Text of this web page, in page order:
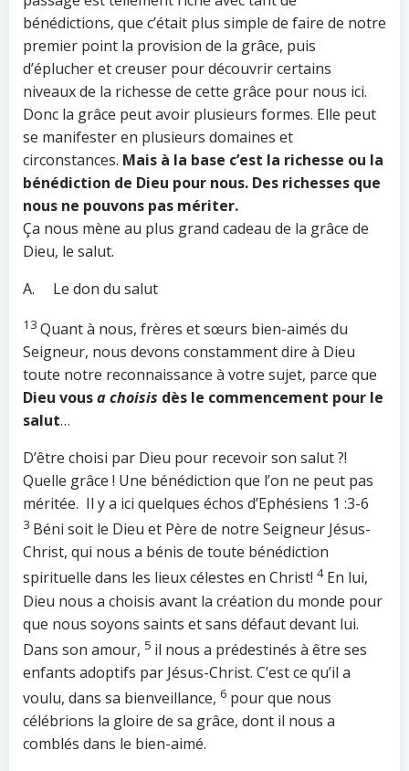
bénédictions, que c’était plus simple de faire de notre
premier point la provision de la grâce, puis
d’éplucher et creuser pour découvrir certains
niveaux de la richesse de cette grâce pour nous ici.
Donc la grâce peut avoir plusieurs formes. Elle peut
se manifester en plusieurs domaines et
circonstances. Mais à la base c’est la richesse ou la
bénédiction de Dieu pour nous. Des richesses que
nous ne pouvons pas mériter.
Ça nous mène au plus grand cadeau de la grâce de
Dieu, le salut.
A. Le don du salut
13 Quant à nous, frères et sœurs bien-aimés du
Seigneur, nous devons constamment dire à Dieu
toute notre reconnaissance à votre sujet, parce que
Dieu vousa choisis dès le commencement pour le
salut…
D’être choisi par Dieu pour recevoir son salut ?!
Quelle grâce ! Une bénédiction que l’on ne peut pas
méritée. Il y a ici quelques échos d’Ephésiens 1 :3-6
3 Béni soit le Dieu et Père de notre Seigneur Jésus-
Christ, qui nous a bénis de toute bénédiction
spirituelle dans les lieux célestes en Christ! 4 En lui,
Dieu nous a choisis avant la création du monde pour
que nous soyons saints et sans défaut devant lui.
Dans son amour, 5 il nous a prédestinés à être ses
enfants adoptifs par Jésus-Christ. C’est ce qu’il a
voulu, dans sa bienveillance, 6 pour que nous
célébrions la gloire de sa grâce, dont il nous a
comblés dans le bien-aimé.